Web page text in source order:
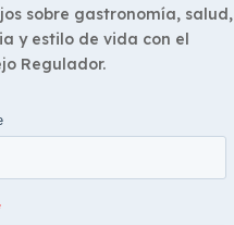
sobre gastronomía, salud,
y estilo de vida con el
Regulador.